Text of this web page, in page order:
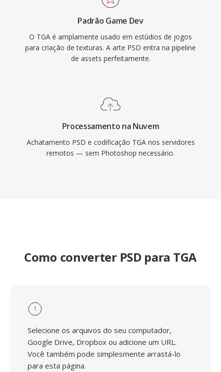
Padrão Game Dev
O TGA é amplamente usado em estúdios de jogos
para criação de texturas. A arte PSD entra na pipeline
de assets perfeitamente.
Processamento na Nuvem
Achatamento PSD e codificação TGA nos servidores
remotos — sem Photoshop necessário.
Como converter PSD para TGA
1
Selecione os arquivos do seu computador,
Google Drive, Dropbox ou adicione um URL.
Você também pode simplesmente arrastá-lo
para esta página.